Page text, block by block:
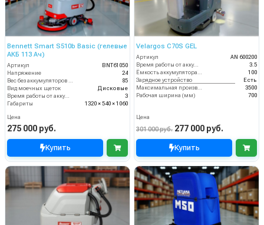
Bennett Smart S510b Basic (гелевые
АКБ 113 Ач)
Артикул
BNT61050
Напряжение
24
85
Вид моечных щеток
Дисковые
Время работы от аккумуляторов (ч)
3
Габариты
1320 × 540 × 1060
Цена
275 000 руб.
Купить
Velargos C70S GEL
Артикул
AN 600200
Время работы от аккумуляторов (ч)
3.5
100
Зарядное устройство
Есть
3500
Рабочая ширина (мм)
700
Цена
301 000 руб. 277 000 руб.
Купить